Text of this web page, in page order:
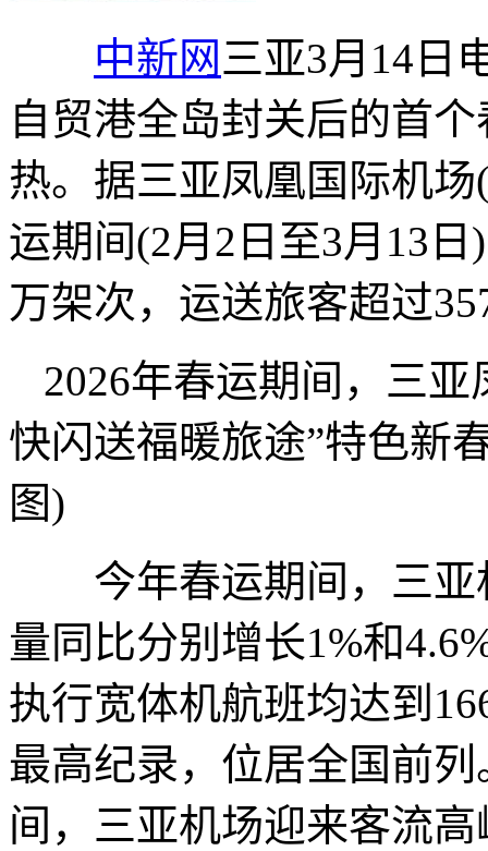
中新网三亚3月14日
自贸港全岛封关后的首
热。据三亚凤凰国际机
运期间(2月2日至3月13
万架次，运送旅客超过
2026年春运期间，三
快闪送福暖旅途”特色新
图)
今年春运期间，三亚
量同比分别增长1%和
执行宽体机航班均达到
最高纪录，位居全国前
间，三亚机场迎来客流